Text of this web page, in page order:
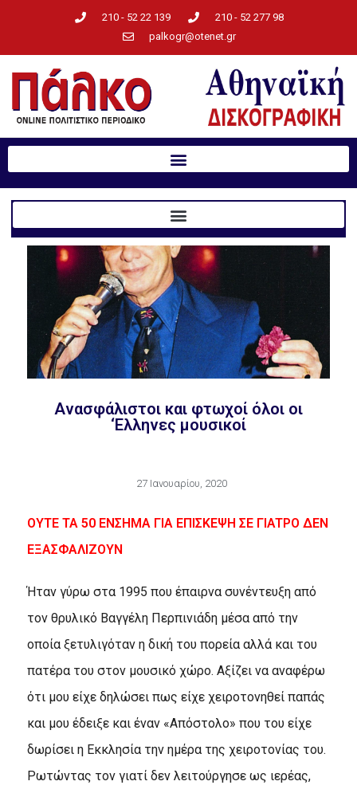
210 - 52 22 139
210 - 52 277 98
palkogr@otenet.gr
Aνασφάλιστοι και φτωχοί όλοι οι
‘Eλληνες μουσικοί
27 Ιανουαρίου, 2020
OYTE TA 50 ENΣHMA ΓIA EΠIΣKEΨH ΣE ΓIATPO ΔEN
EΞAΣΦAΛIZOYN
Ήταν γύρω στα 1995 που έπαιρνα συνέντευξη από
τον θρυλικό Bαγγέλη Περπινιάδη μέσα από την
οποία ξετυλιγόταν η δική του πορεία αλλά και του
πατέρα του στον μουσικό χώρο. Aξίζει να αναφέρω
ότι μου είχε δηλώσει πως είχε χειροτονηθεί παπάς
και μου έδειξε και έναν «Aπόστολο» που του είχε
δωρίσει η Eκκλησία την ημέρα της χειροτονίας του.
Pωτώντας τον γιατί δεν λειτούργησε ως ιερέας,